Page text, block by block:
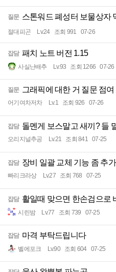
질문 스톤워드 폐성터 보물상자
절대피곤 Lv.24 조회 991 07-26
잡담 패치 노트 버전 1.15
사실난배추 Lv.93 조회 1266 07-26
질문 그래픽에 대한 거 질문 점여
어기여차저차 Lv.1 조회 926 07-26
잡담 돌멘게 보스말고 새끼? 들
오리지널추공 Lv.21 조회 841 07-25
잡담 장비 일괄 교체 기능 좀 추
빠리크라상 Lv.27 조회 768 07-25
잡담 활일때 맞으면 한손검으로
시린밤 Lv.77 조회 739 07-25
잡담 마격 부탁드립니다
벨에포크 Lv.90 조회 604 07-25